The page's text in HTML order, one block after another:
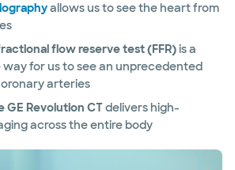
allows us to see the heart from
flow reserve test (FFR)is a
way for us to see an unprecedented
arteries
GE Revolution CTdelivers high-
across the entire body